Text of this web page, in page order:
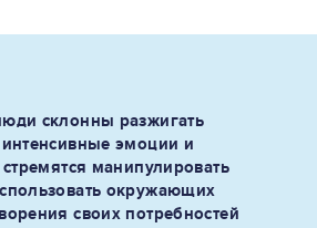
склонны разжигать
эмоции и
манипулировать
окружающих
своих потребностей